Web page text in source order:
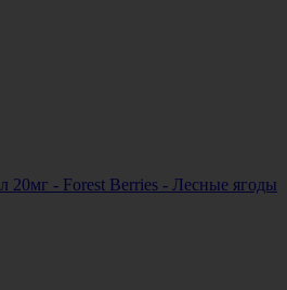
- Forest Berries - Лесные ягоды